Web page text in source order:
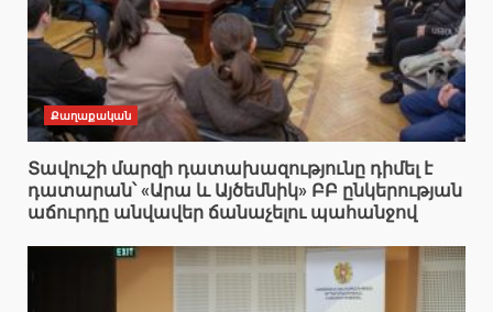
Քաղաքական
Տավուշի մարզի դատախազությունը դիմել է
դատարան՝ «Արա և Այծեմնիկ» ԲԲ ընկերության
աճուրդը անվավեր ճանաչելու պահանջով